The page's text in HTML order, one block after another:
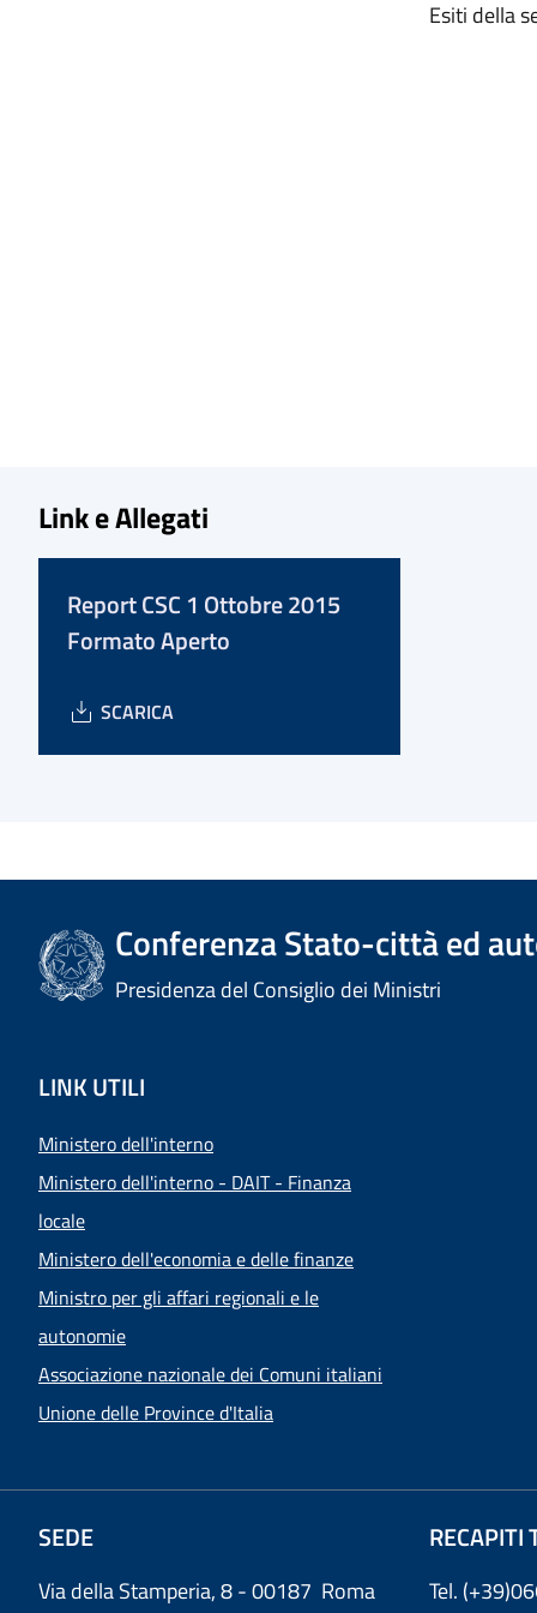
Esiti della
Link e Allegati
Report CSC 1 Ottobre 2015
Formato Aperto
SCARICA
Conferenza Stato-città ed
Presidenza del Consiglio dei Ministri
LINK UTILI
Ministero dell'interno
Ministero dell'interno - DAIT - Finanza
locale
Ministero dell'economia e delle finanze
Ministro per gli affari regionali e le
autonomie
Associazione nazionale dei Comuni italiani
Unione delle Province d'Italia
SEDE
Via della Stamperia, 8 - 00187 Roma
RECAPITI
Tel.